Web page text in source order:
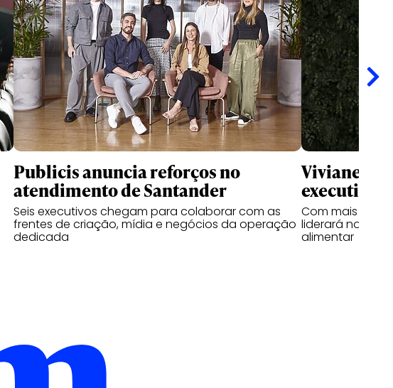
Publicis anuncia reforços no
atendimento de Santander
Seis executivos chegam para colaborar com as
frentes de criação, mídia e negócios da operação
dedicada
Viviane
executiva
Com mais de
liderará novo
alimentar